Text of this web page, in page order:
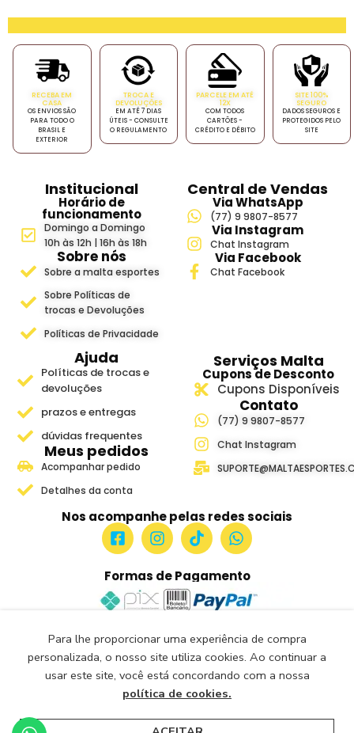
RECEBA EM
CASA
OS ENVIOS SÃO
PARA TODO O
BRASIL E
EXTERIOR
TROCA E
DEVOLUÇÕES
EM ATÉ 7 DIAS
ÚTEIS - CONSULTE
O REGULAMENTO
PARCELE EM ATÉ
12X
COM TODOS
CARTÕES -
CRÉDITO E DÉBITO
SITE 100%
SEGURO
DADOS SEGUROS E
PROTEGIDOS PELO
SITE
Institucional
Horário de
funcionamento
Domingo a Domingo
10h às 12h | 16h às 18h
Sobre nós
Sobre a malta esportes
Sobre Políticas de
trocas e Devoluções
Políticas de Privacidade
Central de Vendas
Via WhatsApp
(77) 9 9807-8577
Via Instagram
Chat Instagram
Via Facebook
Chat Facebook
Ajuda
Políticas de trocas e
devoluções
prazos e entregas
dúvidas frequentes
Meus pedidos
Acompanhar pedido
Detalhes da conta
Serviços Malta
Cupons de Desconto
Cupons Disponíveis
Contato
(77) 9 9807-8577
Chat Instagram
Nos acompanhe pelas redes sociais
Formas de Pagamento
Site Seguro e Verificado
Seguro Certificado
Certificado: Trustindex
Malta Esportes Copyright ® 2018-2026- Todos os Direitos
Reservados.
Para lhe proporcionar uma experiência de compra
personalizada, o nosso site utiliza cookies. Ao continuar a
usar este site, você está concordando com a nossa
política de cookies.